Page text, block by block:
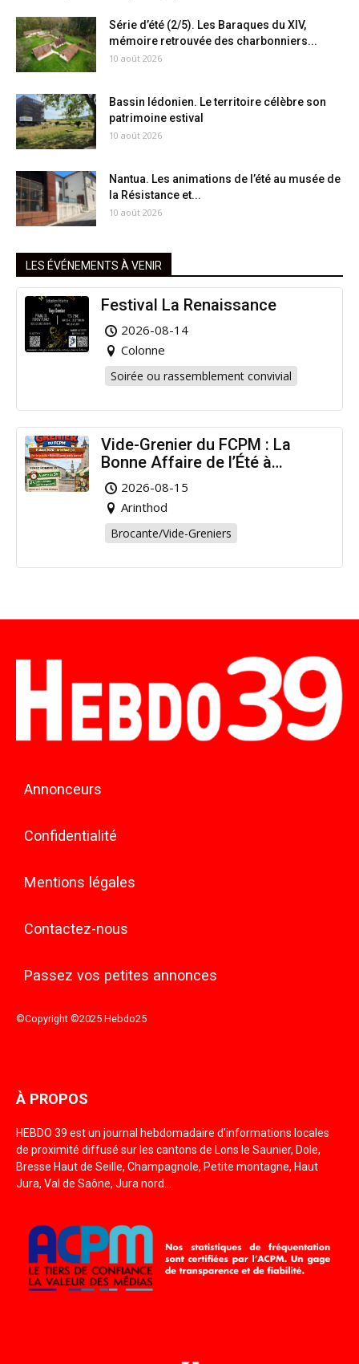
Série d’été (2/5). Les Baraques du XIV,
mémoire retrouvée des charbonniers...
10 août 2026
Bassin lédonien. Le territoire célèbre son
patrimoine estival
10 août 2026
Nantua. Les animations de l’été au musée de
la Résistance et...
10 août 2026
LES ÉVÉNEMENTS À VENIR
Festival La Renaissance
2026-08-14
Colonne
Soirée ou rassemblement convivial
Vide-Grenier du FCPM : La
Bonne Affaire de l’Été à
Arinthod !
2026-08-15
Arinthod
Brocante/Vide-Greniers